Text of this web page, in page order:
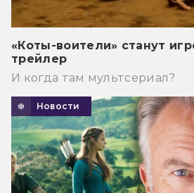
«Коты-воители» станут
трейлер
И когда там мультсериал?
Новости